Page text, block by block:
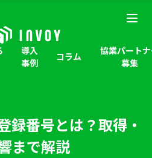
導入
事例
コラム
協業パート
募集
録番号とは？取得・
まで解説